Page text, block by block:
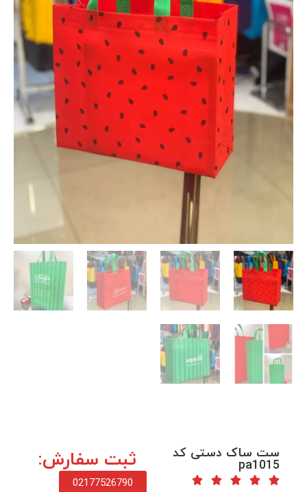
ست ساک دستی کد
pa1015 ثبت سفارش:
02177526790